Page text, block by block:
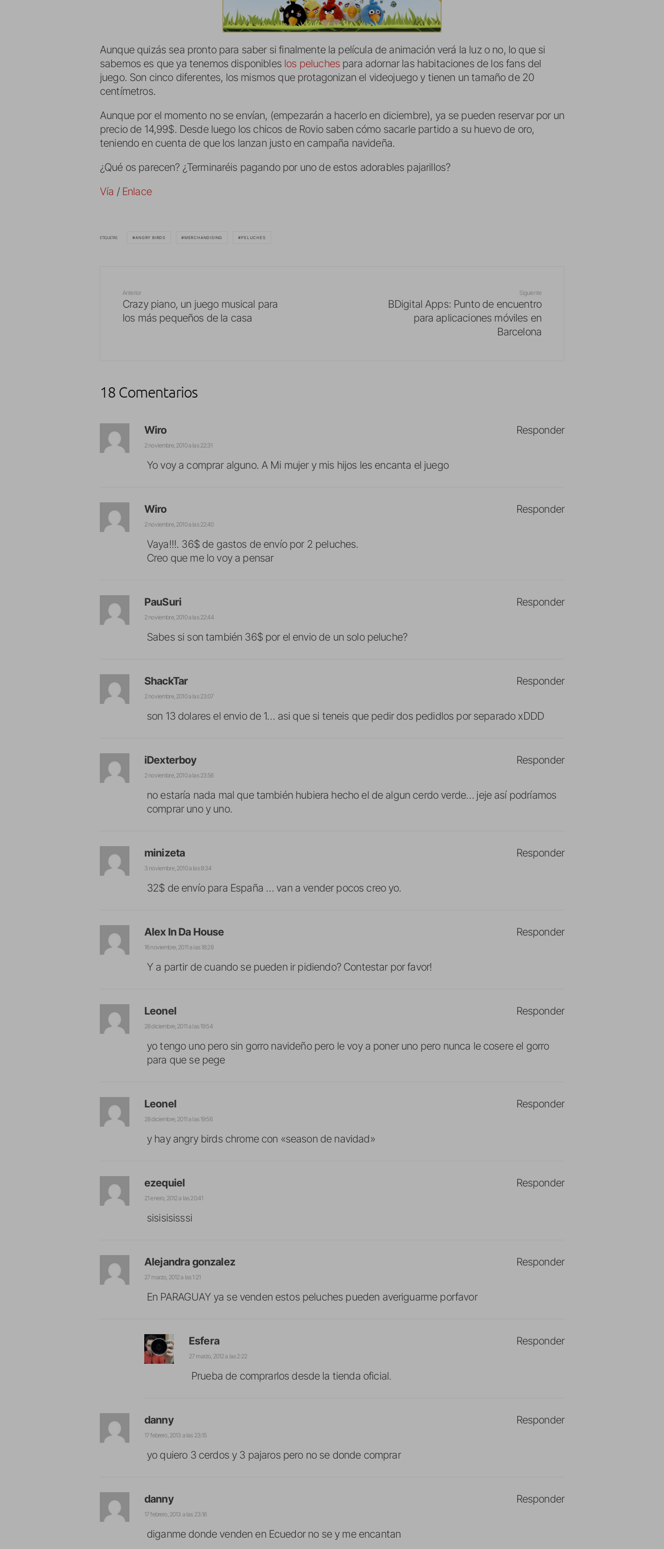
Aunque quizás sea pronto para saber si finalmente la película de animación verá la luz o no, lo que si
sabemos es que ya tenemos disponibles los peluches para adornar las habitaciones de los fans del
juego. Son cinco diferentes, los mismos que protagonizan el videojuego y tienen un tamaño de 20
centímetros.
Aunque por el momento no se envían, (empezarán a hacerlo en diciembre), ya se pueden reservar por un
precio de 14,99$. Desde luego los chicos de Rovio saben cómo sacarle partido a su huevo de oro,
teniendo en cuenta de que los lanzan justo en campaña navideña.
¿Qué os parecen? ¿Terminaréis pagando por uno de estos adorables pajarillos?
Vía / Enlace
ETIQUETAS ANGRY BIRDS MERCHANDISING PELUCHES
Anterior
Crazy piano, un juego musical para
los más pequeños de la casa
Siguiente
BDigital Apps: Punto de encuentro
para aplicaciones móviles en
Barcelona
18 Comentarios
Wiro
2 noviembre, 2010 a las 22:31
Yo voy a comprar alguno. A Mi mujer y mis hijos les encanta el juego
Responder
Wiro
2 noviembre, 2010 a las 22:40
Vaya!!!. 36$ de gastos de envío por 2 peluches.
Creo que me lo voy a pensar
Responder
PauSuri
2 noviembre, 2010 a las 22:44
Sabes si son también 36$ por el envio de un solo peluche?
Responder
ShackTar
2 noviembre, 2010 a las 23:07
son 13 dolares el envio de 1… asi que si teneis que pedir dos pedidlos por separado xDDD
Responder
iDexterboy
2 noviembre, 2010 a las 23:56
no estaría nada mal que también hubiera hecho el de algun cerdo verde… jeje así podríamos
comprar uno y uno.
Responder
minizeta
3 noviembre, 2010 a las 8:34
32$ de envío para España … van a vender pocos creo yo.
Responder
Alex In Da House
16 noviembre, 2011 a las 18:28
Y a partir de cuando se pueden ir pidiendo? Contestar por favor!
Responder
Leonel
28 diciembre, 2011 a las 19:54
yo tengo uno pero sin gorro navideño pero le voy a poner uno pero nunca le cosere el gorro
para que se pege
Responder
Leonel
28 diciembre, 2011 a las 19:56
y hay angry birds chrome con «season de navidad»
Responder
ezequiel
21 enero, 2012 a las 20:41
sisisisisssi
Responder
Alejandra gonzalez
27 marzo, 2012 a las 1:21
En PARAGUAY ya se venden estos peluches pueden averiguarme porfavor
Responder
Esfera
27 marzo, 2012 a las 2:22
Prueba de comprarlos desde la tienda oficial.
Responder
danny
17 febrero, 2013 a las 23:15
yo quiero 3 cerdos y 3 pajaros pero no se donde comprar
Responder
danny
17 febrero, 2013 a las 23:16
diganme donde venden en Ecuedor no se y me encantan
Responder